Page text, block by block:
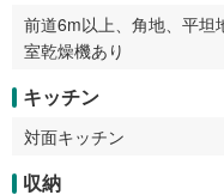
前道6m以上、角地、平坦
室乾燥機あり
キッチン
対面キッチン
収納